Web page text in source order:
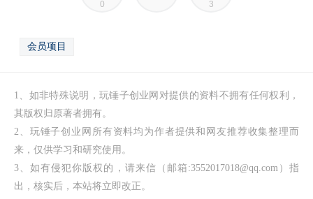
0 3
会员项目
1、如非特殊说明，玩锤子创业网对提供的资料不拥有任何权利，
其版权归原著者拥有。
2、玩锤子创业网所有资料均为作者提供和网友推荐收集整理而
来，仅供学习和研究使用。
3、如有侵犯你版权的，请来信（邮箱:3552017018@qq.com）指
出，核实后，本站将立即改正。